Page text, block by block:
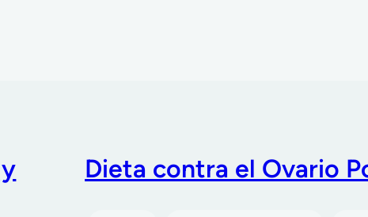
Dieta contra el Ovario